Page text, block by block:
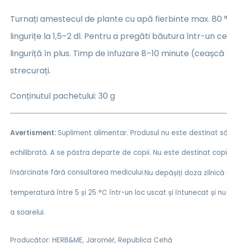
Turnați amestecul de plante cu apă fierbinte max. 80
lingurițe la 1,5–2 dl. Pentru a pregăti băutura într-un
linguriță în plus. Timp de infuzare 8–10 minute
strecurați.
Conținutul pachetului: 30 g
Avertisment: Supliment alimentar. Produsul nu este destinat
echilibrată. A se păstra departe de copii. Nu este destinat
însărcinate fără consultarea medicului.Nu depășiți doza
temperatură între 5 și 25 °C într-un loc uscat și întunecat și
a soarelui.
Producător: HERB&ME, Jaroměř, Republica Cehă